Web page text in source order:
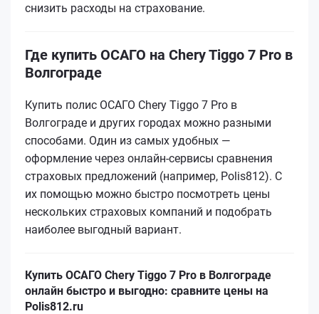
снизить расходы на страхование.
Где купить ОСАГО на Chery Tiggo 7 Pro в
Волгограде
Купить полис ОСАГО Chery Tiggo 7 Pro в
Волгограде и других городах можно разными
способами. Один из самых удобных —
оформление через онлайн-сервисы сравнения
страховых предложений (например, Polis812). С
их помощью можно быстро посмотреть цены
нескольких страховых компаний и подобрать
наиболее выгодный вариант.
Купить ОСАГО Chery Tiggo 7 Pro в Волгограде
онлайн быстро и выгодно: сравните цены на
Polis812.ru